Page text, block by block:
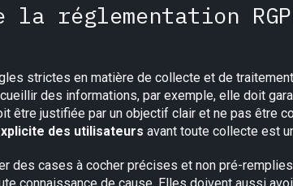
la réglementation
strictes en matière de collecte et de
des informations, par exemple, elle doit
être justifiée par un objectif clair et ne pas être
des utilisateurs avant toute collecte est
des cases à cocher précises et non pré-